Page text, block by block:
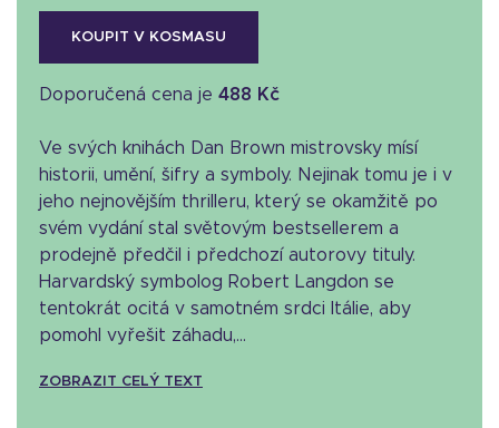
KOUPIT V KOSMASU
Doporučená cena je 488 Kč
Ve svých knihách Dan Brown mistrovsky mísí
historii, umění, šifry a symboly. Nejinak tomu je i v
jeho nejnovějším thrilleru, který se okamžitě po
svém vydání stal světovým bestsellerem a
prodejně předčil i předchozí autorovy tituly.
Harvardský symbolog Robert Langdon se
tentokrát ocitá v samotném srdci Itálie, aby
pomohl vyřešit záhadu,...
ZOBRAZIT CELÝ TEXT